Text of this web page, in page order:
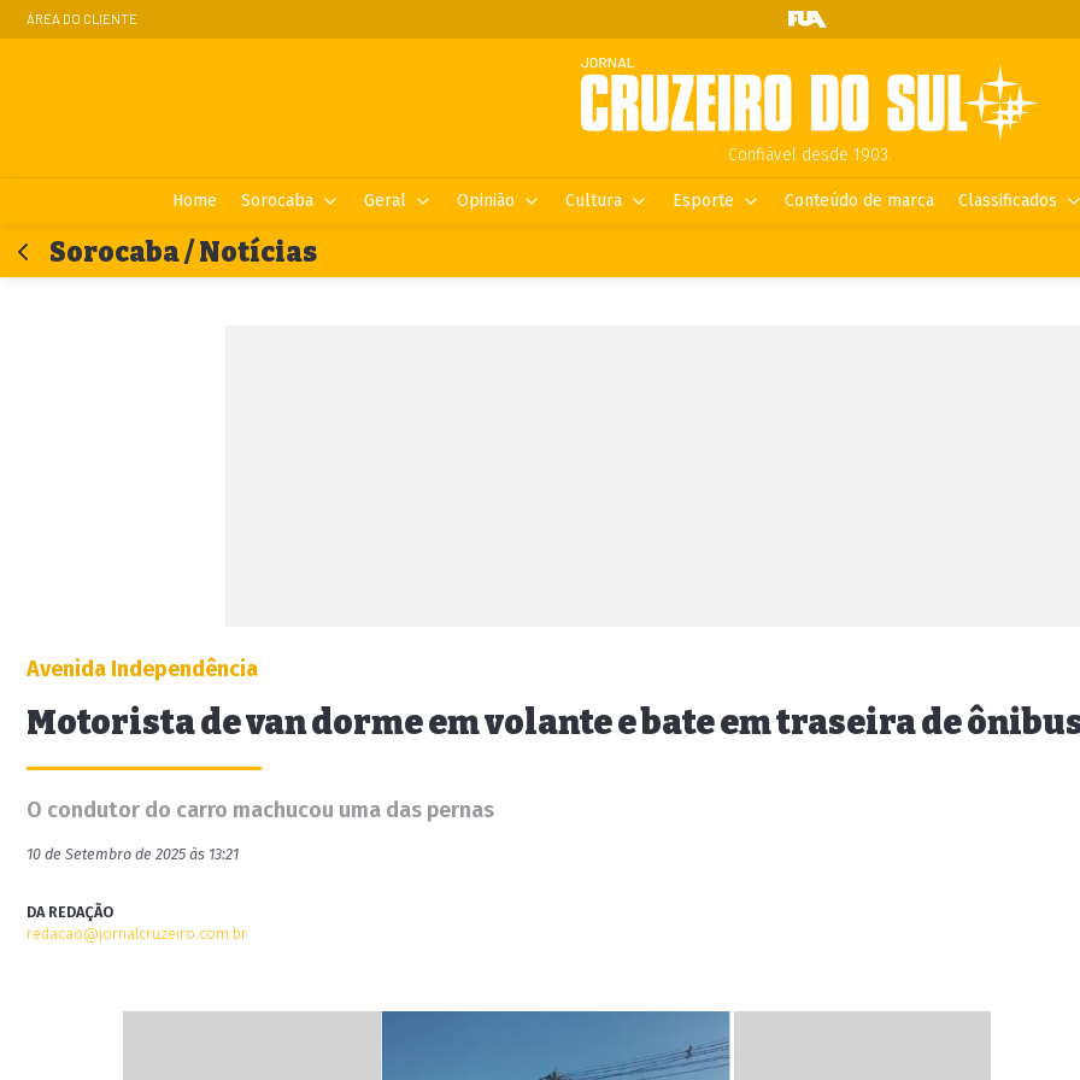
ÁREA DO CLIENTE
Confiável desde 1903.
Home Sorocaba Geral Opinião Cultura Esporte Conteúdo de marca Classificados
Sorocaba / Notícias
Avenida Independência
Motorista de van dorme em volante e bate em traseira de
O condutor do carro machucou uma das pernas
10 de Setembro de 2025 às 13:21
DA REDAÇÃO
redacao@jornalcruzeiro.com.br